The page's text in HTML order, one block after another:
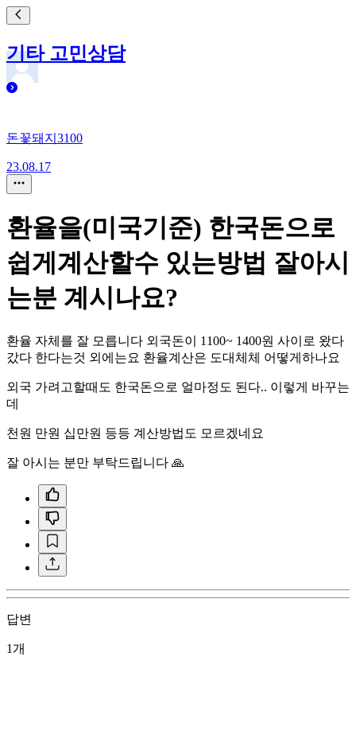
기타 고민상담
돈꽃돼지3100
23.08.17
환율을(미국기준) 한국돈으로
쉽게계산할수 있는방법 잘아시
는분 계시나요?
환율 자체를 잘 모릅니다 외국돈이 1100~ 1400원 사이로 왔다
갔다 한다는것 외에는요 환율계산은 도대체체 어떻게하나요
외국 가려고할때도 한국돈으로 얼마정도 된다.. 이렇게 바꾸는
데
천원 만원 십만원 등등 계산방법도 모르겠네요
잘 아시는 분만 부탁드립니다 🙏
답변
1개